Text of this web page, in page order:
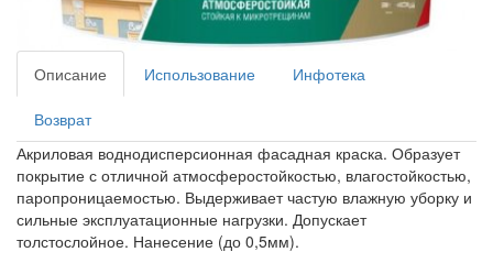
Описание Использование Инфотека
Возврат
Акриловая воднодисперсионная фасадная краска. Образует
покрытие с отличной атмосферостойкостью, влагостойкостью,
паропроницаемостью. Выдерживает частую влажную уборку и
сильные эксплуатационные нагрузки. Допускает
толстослойное. Нанесение (до 0,5мм).